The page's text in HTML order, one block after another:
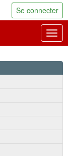
Se connecter